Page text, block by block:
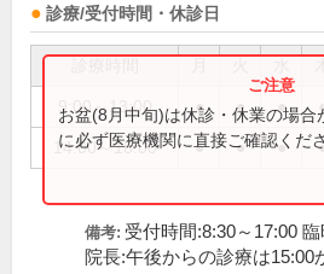
診療/受付時間・休診日
9:00～13:00 ● ● ● ●
14:00～18:00 ● ● ● ●
お盆(8月中旬)は休診・休業の場合
に必ず医療機関に直接ご確認くださ
備考: 受付時間:8:30～17:00
院長:午後からの診療は15:00